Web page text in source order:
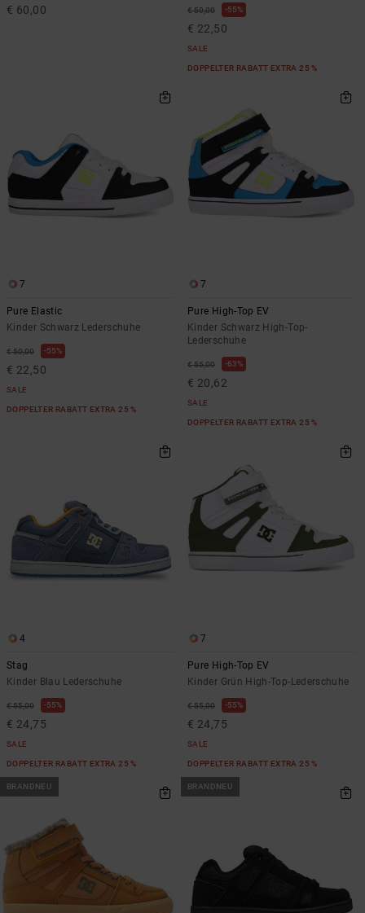
€ 60,00 € 50,00 55%
€ 22,50
SALE
DOPPELTER RABATT EXTRA 25 %
7
Pure Elastic
Kinder Schwarz Lederschuhe
€ 50,00 55%
€ 22,50
SALE
DOPPELTER RABATT EXTRA 25 %
7
Pure High-Top EV
Kinder Schwarz High-Top-
Lederschuhe
€ 55,00 63%
€ 20,62
SALE
DOPPELTER RABATT EXTRA 25 %
4
Stag
Kinder Blau Lederschuhe
€ 55,00 55%
€ 24,75
SALE
DOPPELTER RABATT EXTRA 25 %
7
Pure High-Top EV
Kinder Grün High-Top-Lederschuhe
€ 55,00 55%
€ 24,75
SALE
DOPPELTER RABATT EXTRA 25 %
BRANDNEU BRANDNEU